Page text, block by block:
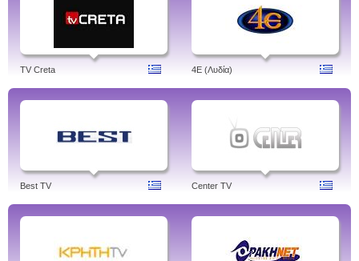
TV Creta 4Ε (Λυδία)
Best TV Center TV